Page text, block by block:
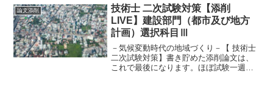
生を踏まえると注目すべきテーマです。
早速、論文をみていきましょう。
論文添削
技術士 二次試験対策【添削
LIVE】建設部門（都市及び地方
計画）選択科目Ⅲ
－気候変動時代の地域づくり－【 技術士
二次試験対策】書き貯めた添削論文は、
これで最後になります。ほぼ試験一週間